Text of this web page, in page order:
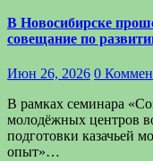
В Новосибирске
совещание по
Июн 26, 2026 0
В рамках семинара
молодёжных центров
подготовки казачьей
опыт»…